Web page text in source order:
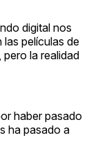
digital nos
películas de
la realidad
haber pasado
ha pasado a